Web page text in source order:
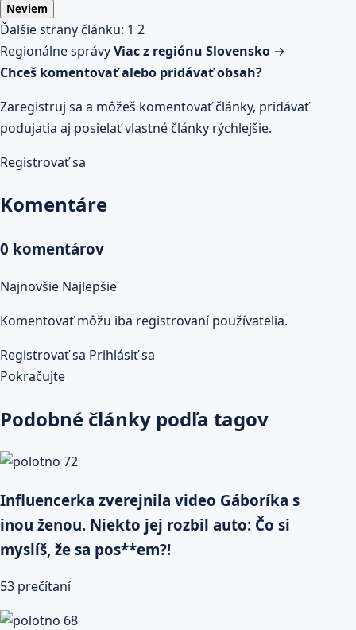
Neviem
Ďalšie strany článku: 1 2
Regionálne správyViac z regiónu Slovensko →
Chceš komentovať alebo pridávať obsah?
Zaregistruj sa a môžeš komentovať články, pridávať
podujatia aj posielať vlastné články rýchlejšie.
Registrovať sa
Komentáre
0 komentárov
Najnovšie Najlepšie
Komentovať môžu iba registrovaní používatelia.
Registrovať sa Prihlásiť sa
Pokračujte
Podobné články podľa tagov
Influencerka zverejnila video Gáboríka s
inou ženou. Niekto jej rozbil auto: Čo si
myslíš, že sa pos**em?!
53 prečítaní